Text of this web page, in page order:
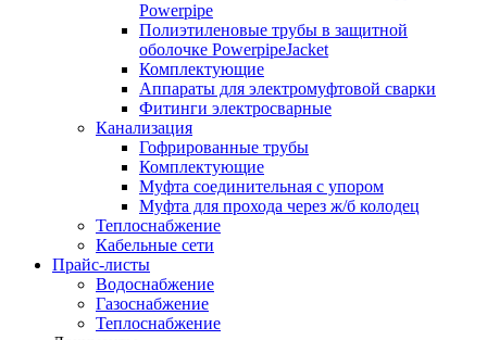
Powerpipe
Полиэтиленовые трубы в защитной
оболочке PowerpipeJacket
Комплектующие
Аппараты для электромуфтовой сварки
Фитинги электросварные
Канализация
Гофрированные трубы
Комплектующие
Муфта соединительная с упором
Муфта для прохода через ж/б колодец
Теплоснабжение
Кабельные сети
Прайс-листы
Водоснабжение
Газоснабжение
Теплоснабжение